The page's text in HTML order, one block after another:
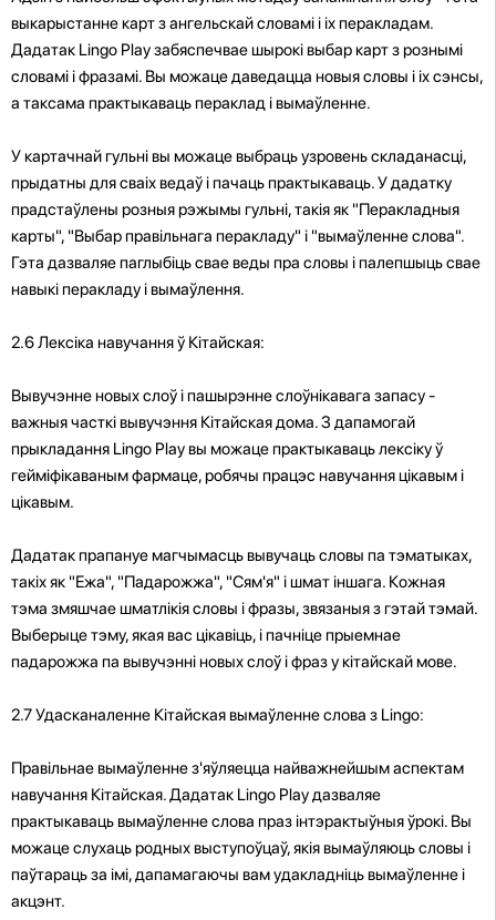
выкарыстанне карт з ангельскай словамі і іх перакладам.
Дадатак Lingo Play забяспечвае шырокі выбар карт з рознымі
словамі і фразамі. Вы можаце даведацца новыя словы і іх сэнсы,
а таксама практыкаваць пераклад і вымаўленне.
У картачнай гульні вы можаце выбраць узровень складанасці,
прыдатны для сваіх ведаў і пачаць практыкаваць. У дадатку
прадстаўлены розныя рэжымы гульні, такія як "Перакладныя
карты", "Выбар правільнага перакладу" і "вымаўленне слова".
Гэта дазваляе паглыбіць свае веды пра словы і палепшыць свае
навыкі перакладу і вымаўлення.
2.6 Лексіка навучання ў Кітайская:
Вывучэнне новых слоў і пашырэнне слоўнікавага запасу -
важныя часткі вывучэння Кітайская дома. З дапамогай
прыкладання Lingo Play вы можаце практыкаваць лексіку ў
гейміфікаваным фармаце, робячы працэс навучання цікавым і
цікавым.
Дадатак прапануе магчымасць вывучаць словы па тэматыках,
такіх як "Ежа", "Падарожжа", "Сям'я" і шмат іншага. Кожная
тэма змяшчае шматлікія словы і фразы, звязаныя з гэтай тэмай.
Выберыце тэму, якая вас цікавіць, і пачніце прыемнае
падарожжа па вывучэнні новых слоў і фраз у кітайскай мове.
2.7 Удасканаленне Кітайская вымаўленне слова з Lingo:
Правільнае вымаўленне з'яўляецца найважнейшым аспектам
навучання Кітайская. Дадатак Lingo Play дазваляе
практыкаваць вымаўленне слова праз інтэрактыўныя ўрокі. Вы
можаце слухаць родных выступоўцаў, якія вымаўляюць словы і
паўтараць за імі, дапамагаючы вам удакладніць вымаўленне і
акцэнт.